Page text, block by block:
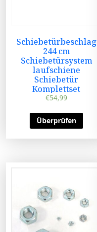
Schiebetürbeschlag
244 cm
Schiebetürsystem
laufschiene
Schiebetür
Komplettset
€54,99
Überprüfen